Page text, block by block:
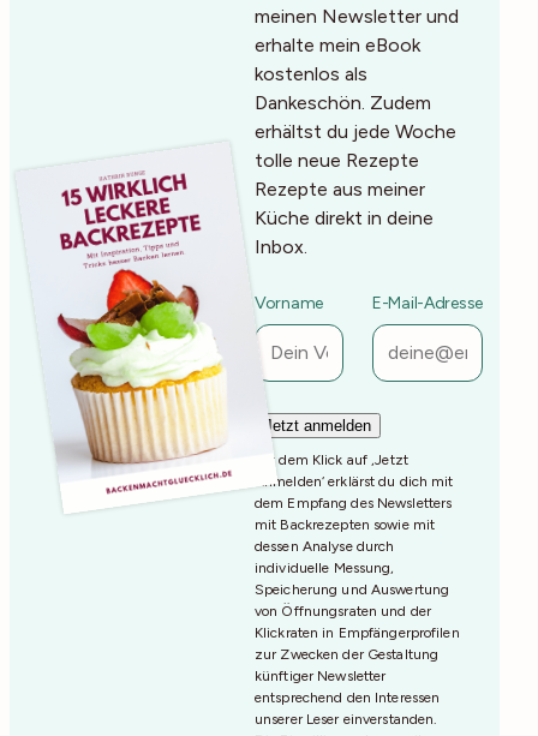
meinen Newsletter und
erhalte mein eBook
kostenlos als
Dankeschön. Zudem
erhältst du jede Woche
tolle neue Rezepte
Rezepte aus meiner
Küche direkt in deine
Inbox.
Vorname E-Mail-Adresse
Mit dem Klick auf ‚Jetzt
Anmelden‘ erklärst du dich mit
dem Empfang des Newsletters
mit Backrezepten sowie mit
dessen Analyse durch
individuelle Messung,
Speicherung und Auswertung
von Öffnungsraten und der
Klickraten in Empfängerprofilen
zur Zwecken der Gestaltung
künftiger Newsletter
entsprechend den Interessen
unserer Leser einverstanden.